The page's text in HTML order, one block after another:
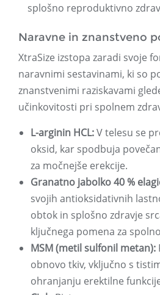
splošno reproduktivno
Naravne in znanstveno
XtraSize izstopa zaradi svoje
naravnimi sestavinami, ki so
znanstvenimi raziskavami
učinkovitosti pri spolnem
L-arginin HCL:V telesu se
oksid, kar spodbuja
za močnejše erekcije.
Granatno jabolko 40 %
svojih antioksidativnih
obtok in splošno zdravje
ključnega pomena za
MSM (metil sulfonil metan):
obnovo tkiv, vključno s
ohranjanju erektilne